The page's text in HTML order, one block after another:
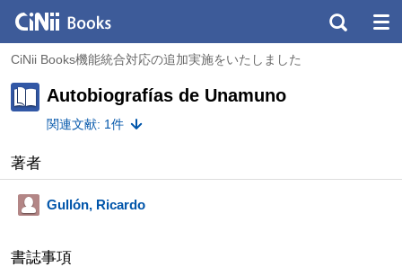
CiNii Books機能統合対応の追加実施をいたしました
Autobiografías de Unamuno
関連文献: 1件
著者
Gullón, Ricardo
書誌事項